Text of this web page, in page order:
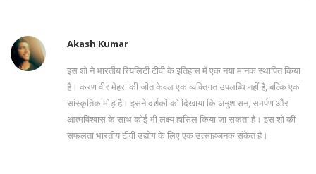
Akash Kumar
इस शो ने भारतीय रियलिटी टीवी के इतिहास में एक नया मानक स्थापित किया
है। करण वीर मेहरा की जीत केवल एक व्यक्तिगत उपलब्धि नहीं है, बल्कि एक
सांस्कृतिक मोड़ है। इसने दर्शकों को दिखाया कि अनुशासन, समर्पण और
आत्मविश्वास के साथ कोई भी लक्ष्य हासिल किया जा सकता है। इस शो की
सफलता भारतीय टीवी उद्योग के लिए एक उत्साहजनक संकेत है।